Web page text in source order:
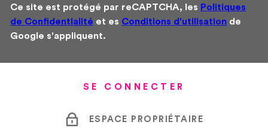
Ce site est protégé par reCAPTCHA, les Politiques
de Confidentialité et es Conditions d'utilisation de
Google s'appliquent.
SE CONNECTER
ESPACE PROPRIÉTAIRE